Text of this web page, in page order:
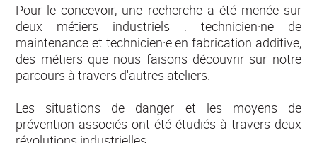
Pour le concevoir, une recherche a été menée sur
deux métiers industriels : technicien·ne de
maintenance et technicien·e en fabrication additive,
des métiers que nous faisons découvrir sur notre
parcours à travers d'autres ateliers.
Les situations de danger et les moyens de
prévention associés ont été étudiés à travers deux